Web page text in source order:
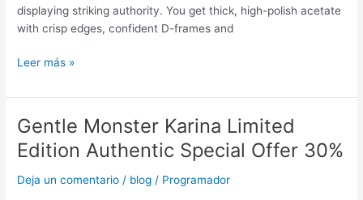
displaying striking authority. You get thick, high-polish acetate
with crisp edges, confident D-frames and
Leer más »
Gentle Monster Karina Limited
Edition Authentic Special Offer 30%
Deja un comentario / blog / Programador
Gentle
Monster
Karina
Limited